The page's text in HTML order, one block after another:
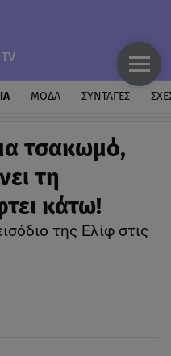
ΜΟΔΑ ΣΥΝΤΑΓΕΣ
τσακωμό,
τη
κάτω!
της Ελίφ στις